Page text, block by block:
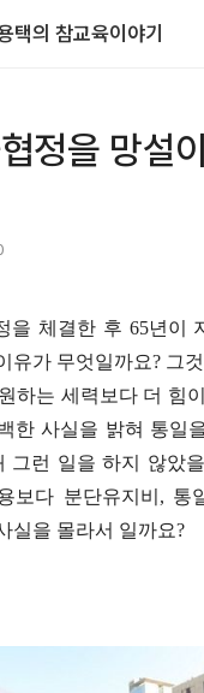
택의 참교육이야기
정을 망설
을 체결한 후 65년이
유가 무엇일까요? 그
하는 세력보다 더 힘이
한 사실을 밝혀 통일
그런 일을 하지 않았
보다 분단유지비 , 통
실을 몰라서 일까요?